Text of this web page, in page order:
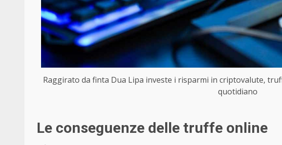
Raggirato da finta Dua Lipa investe i risparmi in criptovalute,
quotidiano
Le conseguenze delle truffe online